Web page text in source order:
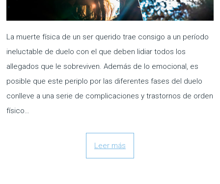
La muerte física de un ser querido trae consigo a un período
ineluctable de duelo con el que deben lidiar todos los
allegados que le sobreviven. Además de lo emocional, es
posible que este periplo por las diferentes fases del duelo
conlleve a una serie de complicaciones y trastornos de orden
físico…
Leer más